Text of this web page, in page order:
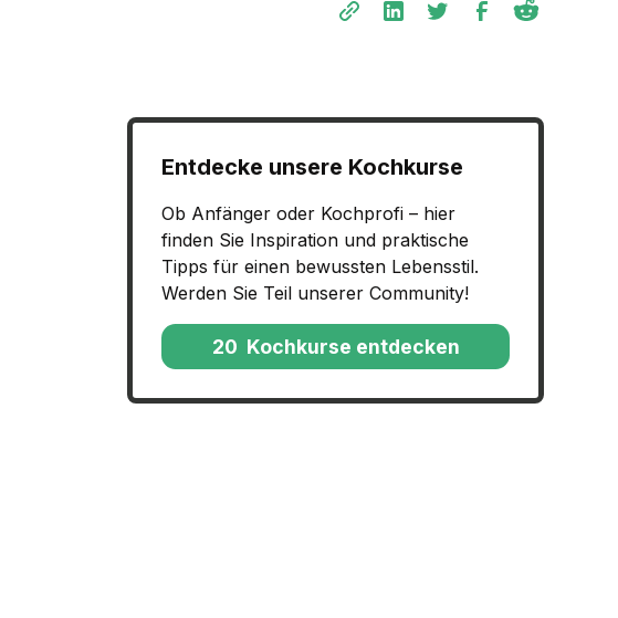
Entdecke unsere Kochkurse
Ob Anfänger oder Kochprofi – hier
finden Sie Inspiration und praktische
Tipps für einen bewussten Lebensstil.
Werden Sie Teil unserer Community!
20 Kochkurse entdecken